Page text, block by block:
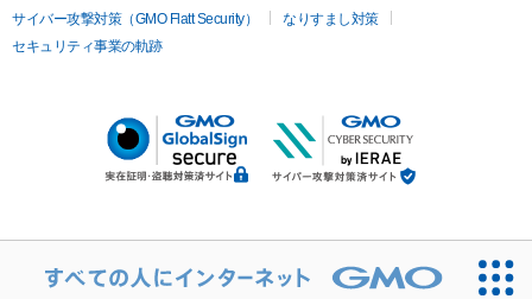
サイバー攻撃対策（GMO Flatt Security）
なりすまし対策
セキュリティ事業の軌跡